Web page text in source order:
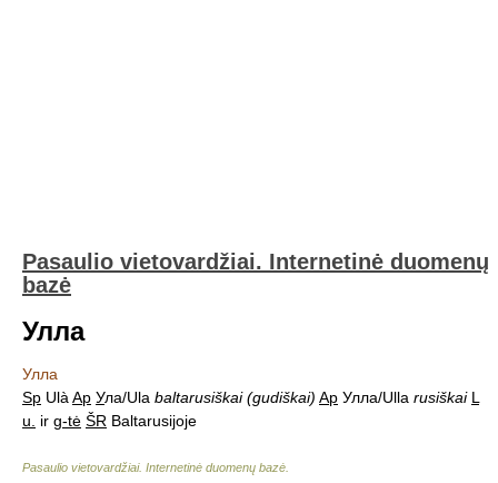
Pasaulio vietovardžiai. Internetinė duomenų
bazė
Улла
Улла
Sp Ulà Ap Ула/Ula baltarusiškai (gudiškai) Ap Улла/Ulla rusiškai L
u.
ir g-tė ŠR Baltarusijoje
Pasaulio vietovardžiai. Internetinė duomenų bazė